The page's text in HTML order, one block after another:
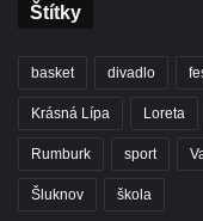
Štítky
basket divadlo
Krásná Lípa Loreta
Rumburk sport
Šluknov škola